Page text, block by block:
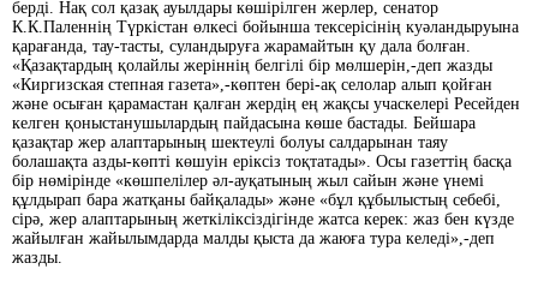
берді. Нақ сол қазақ ауылдары көшірілген жерлер, сенатор
К.К.Паленнің Түркістан өлкесі бойынша тексерісінің куәландыруына
қарағанда, тау-тасты, суландыруға жарамайтын қу дала болған.
«Қазақтардың қолайлы жеріннің белгілі бір мөлшерін,-деп жазды
«Киргизская степная газета»,-көптен бері-ақ селолар алып қойған
және осыған қарамастан қалған жердің ең жақсы учаскелері Ресейден
келген қоныстанушылардың пайдасына көше бастады. Бейшара
қазақтар жер алаптарының шектеулі болуы салдарынан таяу
болашақта азды-көпті көшуін еріксіз тоқтатады». Осы газеттің басқа
бір нөмірінде «көшпелілер әл-ауқатының жыл сайын және үнемі
құлдырап бара жатқаны байқалады» және «бұл құбылыстың себебі,
сірә, жер алаптарының жеткіліксіздігінде жатса керек: жаз бен күзде
жайылған жайылымдарда малды қыста да жаюға тура келеді»,-деп
жазды.